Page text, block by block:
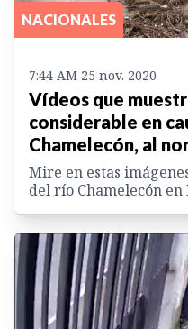
NACIONALES
7:44 AM 25 nov. 2020
Vídeos que
considerable en
Chamelecón, al
Mire en estas
del río Chamelecón en